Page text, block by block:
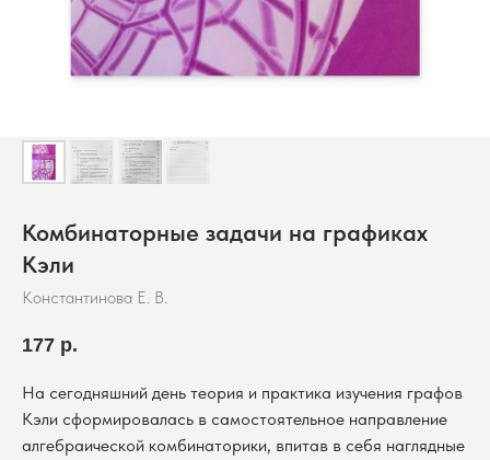
Комбинаторные задачи на графиках
Кэли
Константинова Е. В.
177 р.
На сегодняшний день теория и практика изучения графов
Кэли сформировалась в самостоятельное направление
алгебраической комбинаторики, впитав в себя наглядные